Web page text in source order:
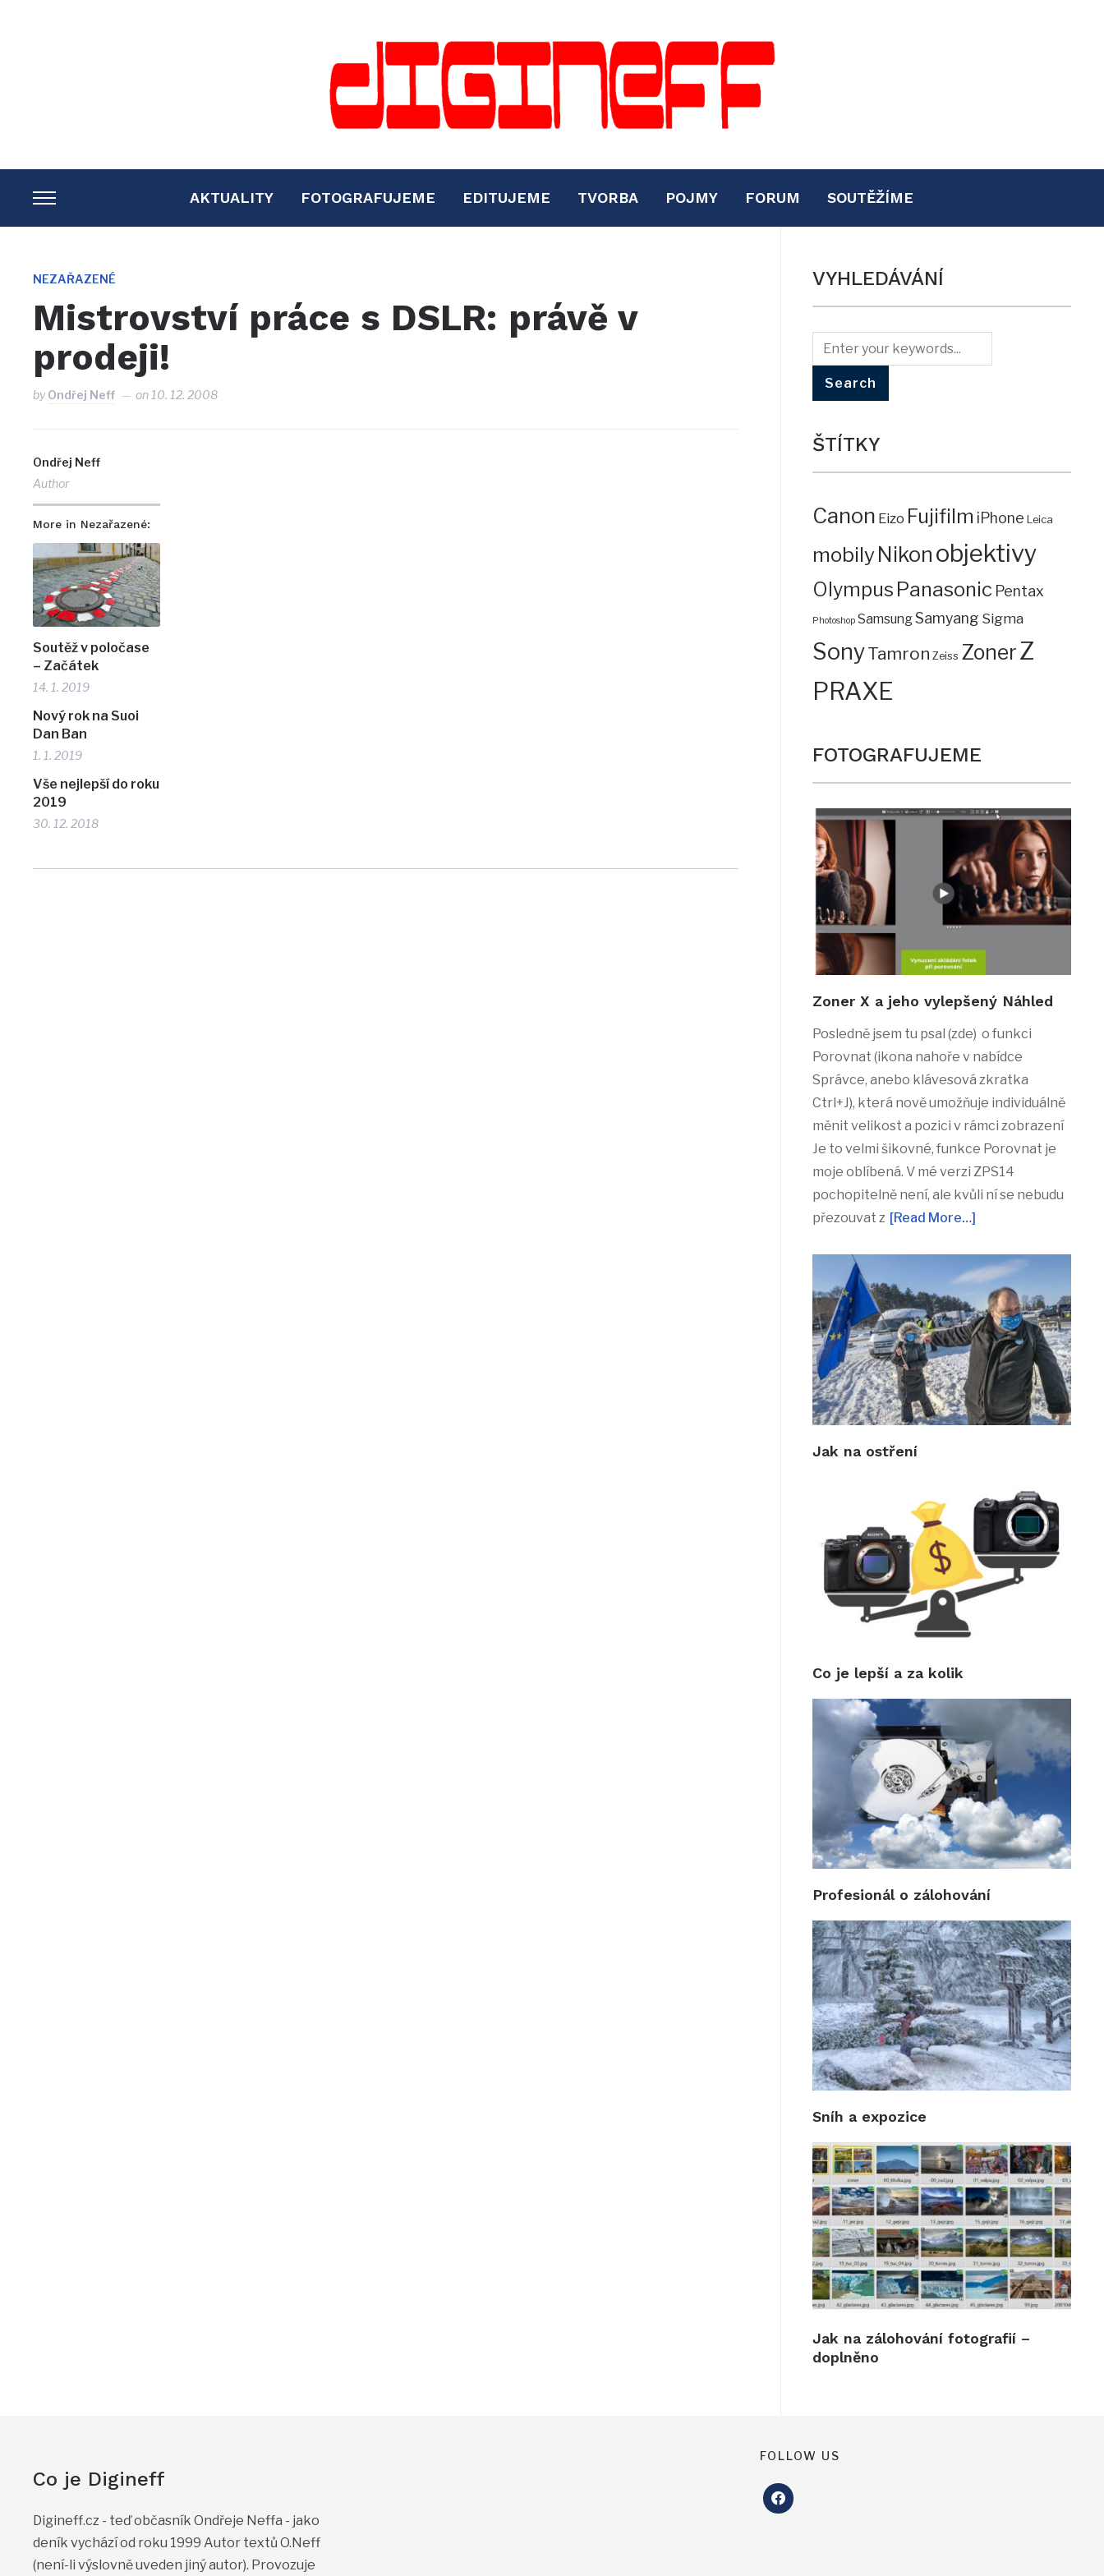
TOGGLE
SIDEBAR
NAVIGATION
AKTUALITY FOTOGRAFUJEME EDITUJEME TVORBA POJMY FORUM SOUTĚŽÍME
NEZAŘAZENÉ
Mistrovství práce s DSLR: právě v
prodeji!
byOndřej Neff on 10. 12. 2008
Ondřej Neff
Author
More in Nezařazené:
Soutěž v poločase
– Začátek
14. 1. 2019
Nový rok na Suoi
Dan Ban
1. 1. 2019
Vše nejlepší do roku
2019
30. 12. 2018
VYHLEDÁVÁNÍ
ŠTÍTKY
Canon Eizo Fujifilm iPhone Leica
mobilyNikon objektivy
Olympus Panasonic Pentax
Photoshop SamsungSamyang Sigma
SonyTamron Zeiss ZonerZ
PRAXE
FOTOGRAFUJEME
Zoner X a jeho vylepšený Náhled
Posledně jsem tu psal (zde) o funkci
Porovnat (ikona nahoře v nabídce
Správce, anebo klávesová zkratka
Ctrl+J), která nově umožňuje individuálně
měnit velikost a pozici v rámci zobrazení
Je to velmi šikovné, funkce Porovnat je
moje oblíbená. V mé verzi ZPS14
pochopitelně není, ale kvůli ní se nebudu
přezouvat z [Read More…]
Jak na ostření
Co je lepší a za kolik
Profesionál o zálohování
Sníh a expozice
Jak na zálohování fotografií –
doplněno
Co je Digineff
Digineff.cz - teď občasník Ondřeje Neffa - jako
deník vychází od roku 1999 Autor textů O.Neff
(není-li výslovně uveden jiný autor). Provozuje
FOLLOW US
facebook